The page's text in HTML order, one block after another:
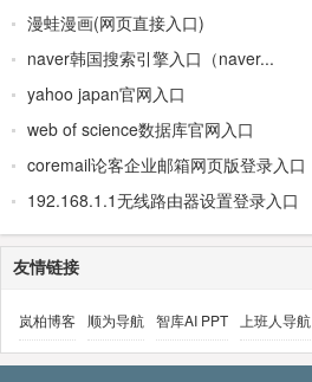
漫蛙漫画(网页直接入口)
naver韩国搜索引擎入口（naver...
yahoo japan官网入口
web of science数据库官网入口
coremail论客企业邮箱网页版登录入口
192.168.1.1无线路由器设置登录入口
友情链接
岚柏博客 顺为导航 智库AI PPT 上班人导航